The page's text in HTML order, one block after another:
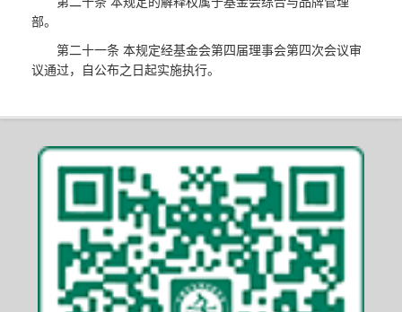
部。
第二十一条 本规定经基金会第四届理事会第四次会议审
议通过，自公布之日起实施执行。